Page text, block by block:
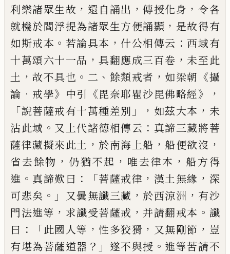
利樂諸眾生故 ， 還 自誦出 ，傳授化身 ，令各
就機於閻浮提為諸眾生方便誦顯 ， 是故得有
如斯戒本 。 若論具本 ， 什公相傳云 ： 西域有
十萬頌六十一品 ，具翻應成三百卷 ， 未至此
土 ，故不具也 。 二 、 餘類戒者 ， 如梁朝 《攝
論 ． 戒學》 中引 《毘奈耶瞿沙毘佛略經》，
「說菩薩戒有十萬種差別 」， 如茲大本 ， 未
沾此域 。 又上代諸德相傳云 ： 真諦三藏將菩
薩律藏擬來此土 ， 於南海上船 ， 船便欲沒 ，
省去餘物 ， 仍猶不起 ， 唯去律本 ， 船方得
進 。 真諦歎曰 ：「菩薩戒律 ， 漢土無緣 ， 深
可悲矣 。」 又曇無讖三藏 ， 於西涼洲 ， 有沙
門法進等 ， 求讖受菩薩戒 ， 并請翻戒本 。 讖
曰 ：「此國人等 ， 性多狡猾 ， 又無剛節 ， 豈
有堪為菩薩道器 ？」 遂不與授 。 進等苦請不